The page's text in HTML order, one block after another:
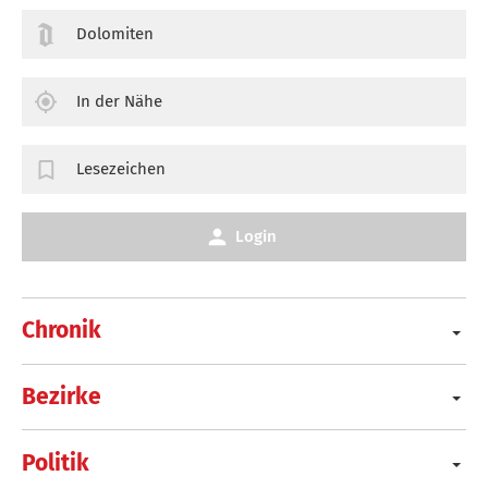
Chronik
Bezirke
Politik
Dolomiten
In der Nähe
Lesezeichen
Login